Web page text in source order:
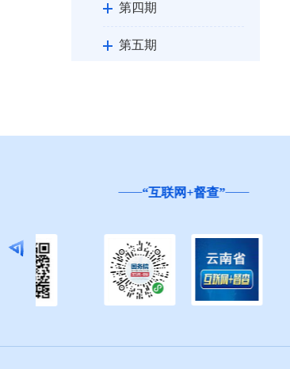
第四期
第五期
第九期
第十期
第十一期
州政府办公室文件
“互联网+督查”